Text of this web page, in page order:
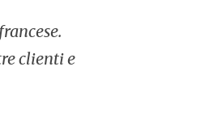
clienti e